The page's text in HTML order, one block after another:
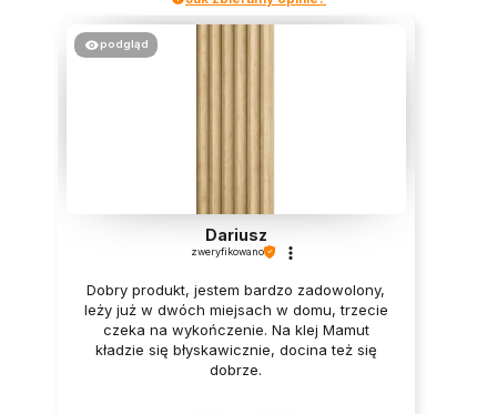
podgląd
Dariusz
zweryfikowano
Dobry produkt, jestem bardzo zadowolony,
leży już w dwóch miejsach w domu, trzecie
czeka na wykończenie. Na klej Mamut
kładzie się błyskawicznie, docina też się
dobrze.